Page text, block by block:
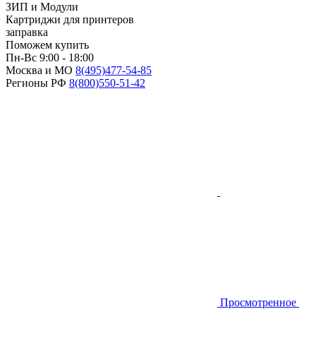
ЗИП и Модули
Картриджи для принтеров
заправка
Поможем купить
Пн-Вс 9:00 - 18:00
Москва и МО 8(495)477-54-85
Регионы РФ 8(800)550-51-42
Просмотренное